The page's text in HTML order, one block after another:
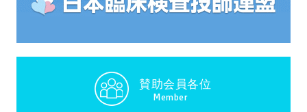
賛助会員各位
Member